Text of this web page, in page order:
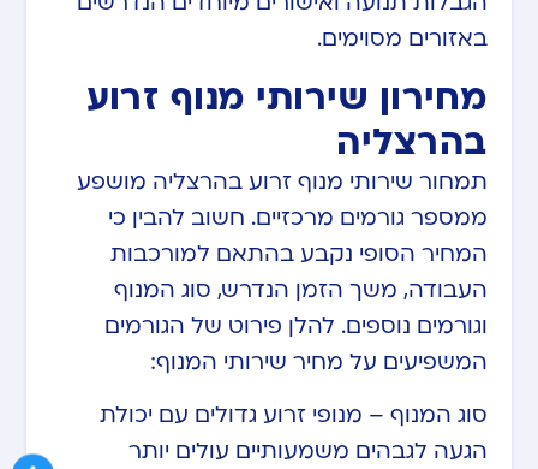
באזורים מסוימים.
מחירון שירותי מנוף זרוע
בהרצליה
תמחור שירותי מנוף זרוע בהרצליה מושפע
ממספר גורמים מרכזיים. חשוב להבין כי
המחיר הסופי נקבע בהתאם למורכבות
העבודה, משך הזמן הנדרש, סוג המנוף
וגורמים נוספים. להלן פירוט של הגורמים
המשפיעים על מחיר שירותי המנוף:
סוג המנוף – מנופי זרוע גדולים עם יכולת
הגעה לגבהים משמעותיים עולים יותר